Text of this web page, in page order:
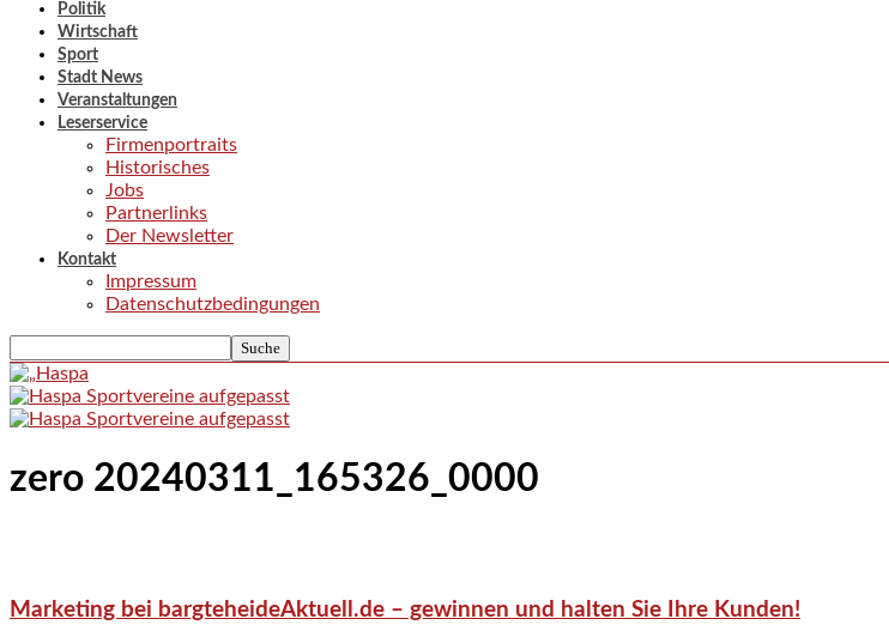
Politik
Wirtschaft
Sport
Stadt News
Veranstaltungen
Leserservice
Firmenportraits
Historisches
Jobs
Partnerlinks
Der Newsletter
Kontakt
Impressum
Datenschutzbedingungen
zero 20240311_165326_0000
Marketing bei bargteheideAktuell.de – gewinnen und halten Sie Ihre Kunden!